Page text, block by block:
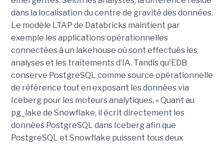
dans la localisation du centre de gravité des données.
Le modèle LTAP de Databricks maintient par
exemple les applications opérationnelles
connectées à un lakehouse où sont effectués les
analyses et les traitements d’IA. Tandis qu'EDB
conserve PostgreSQL comme source opérationnelle
de référence tout en exposant les données via
Iceberg pour les moteurs analytiques. « Quant au
pg_lake de Snowflake, il écrit directement les
données PostgreSQL dans Iceberg afin que
PostgreSQL et Snowflake puissent tous deux